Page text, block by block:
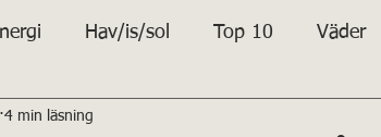
Hav/is/sol Top 10 Väder
4 min läsning